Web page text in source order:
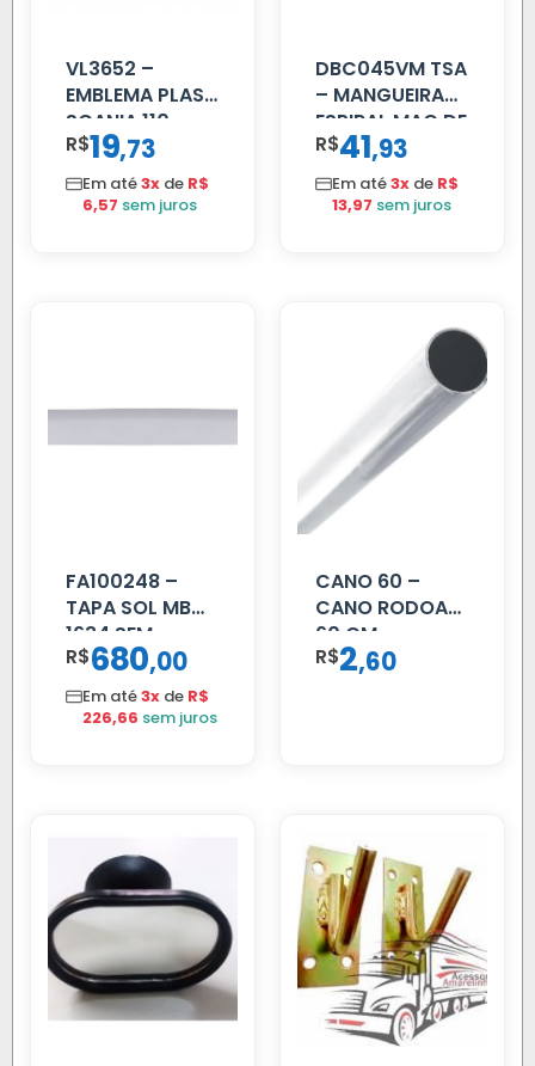
VL3652 –
EMBLEMA PLAST
SCANIA 110
CROMADO
R$19,73
Em até3x de R$
6,57 sem juros
DBC045VM TSA
– MANGUEIRA
ESPIRAL MAO DE
AMIGO UNIV 16
MM 4.5MTS
VERMELHA
R$41,93
Em até3x de R$
13,97 sem juros
FA100248 –
TAPA SOL MB
1634 SEM
SUPORTE FIBRA
R$680,00
Em até3x de R$
226,66 sem juros
CANO 60 –
CANO RODOAR
60 CM
R$2,60